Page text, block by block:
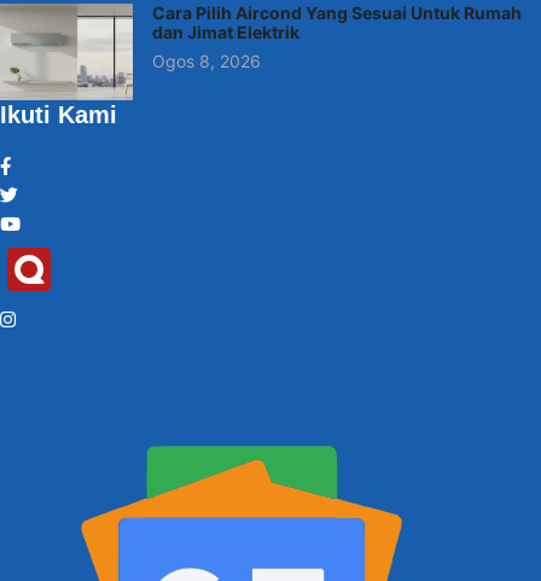
Cara Pilih Aircond Yang Sesuai Untuk Rumah
dan Jimat Elektrik
Ogos 8, 2026
Ikuti Kami